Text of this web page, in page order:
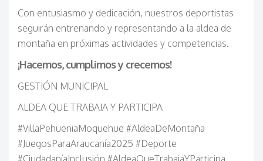
Con entusiasmo y dedicación, nuestros deportistas
seguirán entrenando y representando a la aldea de
montaña en próximas actividades y competencias.
¡Hacemos, cumplimos y crecemos!
GESTIÓN MUNICIPAL
ALDEA QUE TRABAJA Y PARTICIPA
#VillaPehueniaMoquehue #AldeaDeMontaña
#JuegosParaAraucanía2025 #Deporte